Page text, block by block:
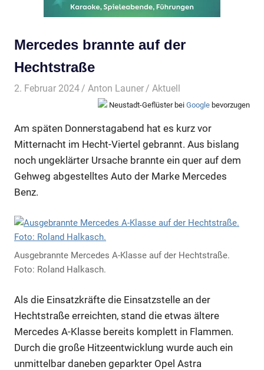
Mercedes brannte auf der
Hechtstraße
2. Februar 2024 Anton Launer Aktuell
Neustadt-Geflüster bei Google bevorzugen
Am späten Donnerstagabend hat es kurz vor
Mitternacht im Hecht-Viertel gebrannt. Aus bislang
noch ungeklärter Ursache brannte ein quer auf dem
Gehweg abgestelltes Auto der Marke Mercedes
Benz.
Ausgebrannte Mercedes A-Klasse auf der Hechtstraße.
Foto: Roland Halkasch.
Als die Einsatzkräfte die Einsatzstelle an der
Hechtstraße erreichten, stand die etwas ältere
Mercedes A-Klasse bereits komplett in Flammen.
Durch die große Hitzeentwicklung wurde auch ein
unmittelbar daneben geparkter Opel Astra